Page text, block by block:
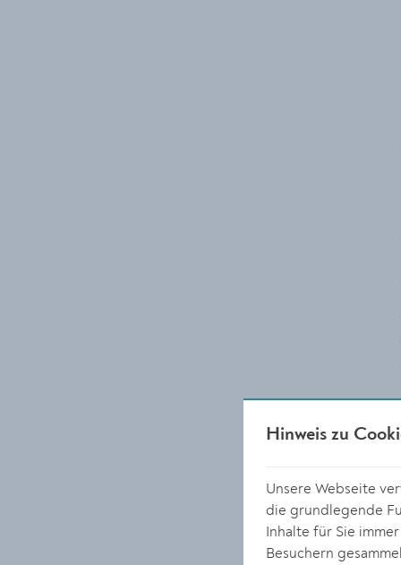
Hinweis zu
Unsere Webseite
die grundlegende
Inhalte für Sie
Besuchern